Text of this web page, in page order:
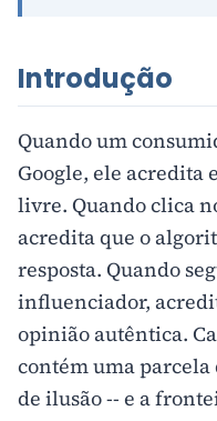
Introdução
Quando um
Google, ele acredita
livre. Quando clica
acredita que o
resposta. Quando
influenciador,
opinião autêntica.
contém uma parcela
de ilusão -- e a